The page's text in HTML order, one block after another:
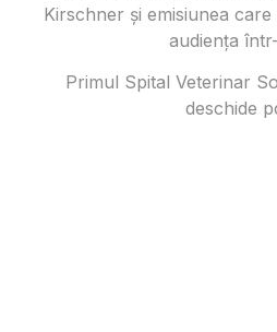
Kirschner și emisiunea
audiența
Primul Spital Veterinar
deschide